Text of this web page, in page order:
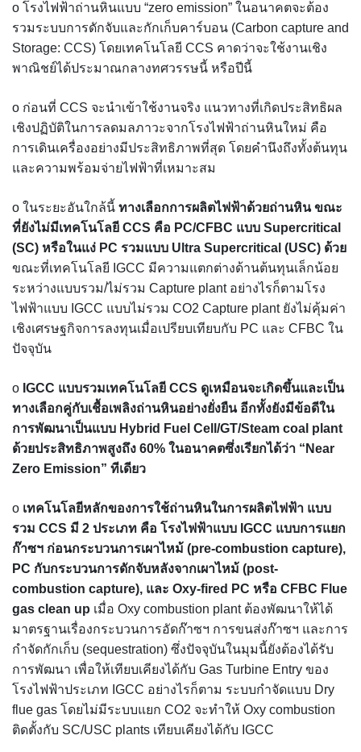
o โรงไฟฟ้าถ่านหินแบบ “zero emission” ในอนาคตจะต้อง
รวมระบบการดักจับและกักเก็บคาร์บอน (Carbon capture and
Storage: CCS) โดยเทคโนโลยี CCS คาดว่าจะใช้งานเชิง
พาณิชย์ได้ประมาณกลางทศวรรษนี้ หรือปีนี้
o ก่อนที่ CCS จะนำเข้าใช้งานจริง แนวทางที่เกิดประสิทธิผล
เชิงปฏิบัติในการลดมลภาวะจากโรงไฟฟ้าถ่านหินใหม่ คือ
การเดินเครื่องอย่างมีประสิทธิภาพที่สุด โดยคำนึงถึงทั้งต้นทุน
และความพร้อมจ่ายไฟฟ้าที่เหมาะสม
o ในระยะอันใกล้นี้ ทางเลือกการผลิตไฟฟ้าด้วยถ่านหิน ขณะ
ที่ยังไม่มีเทคโนโลยี CCS คือ PC/CFBC แบบ Supercritical
(SC) หรือในแง่ PC รวมแบบ Ultra Supercritical (USC) ด้วย
ขณะที่เทคโนโลยี IGCC มีความแตกต่างด้านต้นทุนเล็กน้อย
ระหว่างแบบรวม/ไม่รวม Capture plant อย่างไรก็ตามโรง
ไฟฟ้าแบบ IGCC แบบไม่รวม CO2 Capture plant ยังไม่คุ้มค่า
เชิงเศรษฐกิจการลงทุนเมื่อเปรียบเทียบกับ PC และ CFBC ใน
ปัจจุบัน
o IGCC แบบรวมเทคโนโลยี CCS ดูเหมือนจะเกิดขึ้นและเป็น
ทางเลือกคู่กับเชื้อเพลิงถ่านหินอย่างยั่งยืน อีกทั้งยังมีข้อดีใน
การพัฒนาเป็นแบบ Hybrid Fuel Cell/GT/Steam coal plant
ด้วยประสิทธิภาพสูงถึง 60% ในอนาคตซึ่งเรียกได้ว่า “Near
Zero Emission” ทีเดียว
o เทคโนโลยีหลักของการใช้ถ่านหินในการผลิตไฟฟ้า แบบ
รวม CCS มี 2 ประเภท คือ โรงไฟฟ้าแบบ IGCC แบบการแยก
ก๊าซฯ ก่อนกระบวนการเผาไหม้ (pre-combustion capture),
PC กับกระบวนการดักจับหลังจากเผาไหม้ (post-
combustion capture), และ Oxy-fired PC หรือ CFBC Flue
gas clean up เมื่อ Oxy combustion plant ต้องพัฒนาให้ได้
มาตรฐานเรื่องกระบวนการอัดก๊าซฯ การขนส่งก๊าซฯ และการ
กำจัดกักเก็บ (sequestration) ซึ่งปัจจุบันในมุมนี้ยังต้องได้รับ
การพัฒนา เพื่อให้เทียบเคียงได้กับ Gas Turbine Entry ของ
โรงไฟฟ้าประเภท IGCC อย่างไรก็ตาม ระบบกำจัดแบบ Dry
flue gas โดยไม่มีระบบแยก CO2 จะทำให้ Oxy combustion
ติดตั้งกับ SC/USC plants เทียบเคียงได้กับ IGCC